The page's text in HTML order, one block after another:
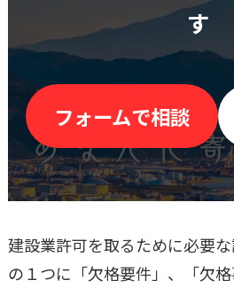
す
フォームで相談
建設業許可を取るために必要
の１つに「欠格要件」、「欠